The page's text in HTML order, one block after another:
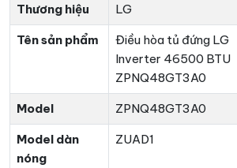
Thương hiệu LG
Tên sản phẩm
Điều hòa tủ đứng LG
Inverter 46500 BTU
ZPNQ48GT3A0
Model ZPNQ48GT3A0
Model dàn
nóng
ZUAD1